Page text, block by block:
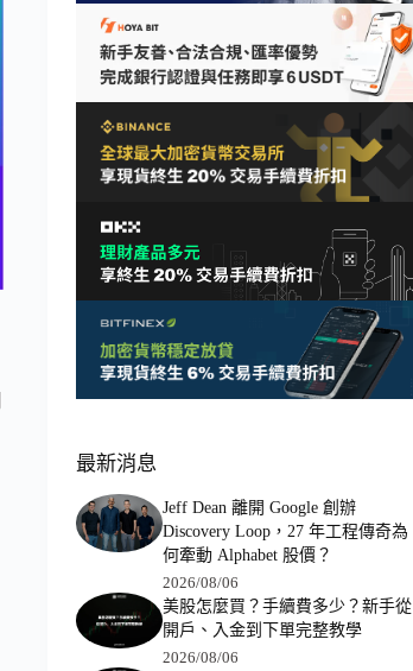
最新消息
Jeff Dean 離開 Google 創辦
Discovery Loop，27 年工程傳奇為
何牽動 Alphabet 股價？
2026/08/06
美股怎麼買？手續費多少？新手從
開戶、入金到下單完整教學
2026/08/06